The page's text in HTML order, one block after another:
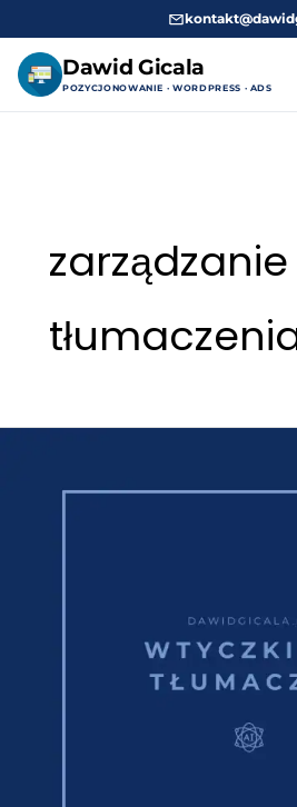
Dawid Gicala
POZYCJONOWANIE · WORDPRESS · ADS
zarządzanie